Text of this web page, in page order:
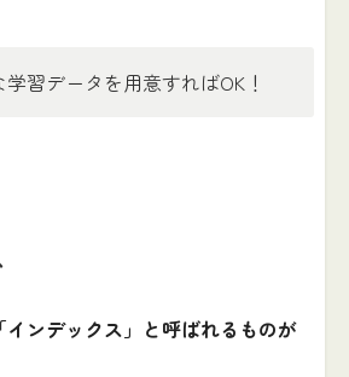
習データを用意すればOK！
「インデックス」と呼ばれるものが